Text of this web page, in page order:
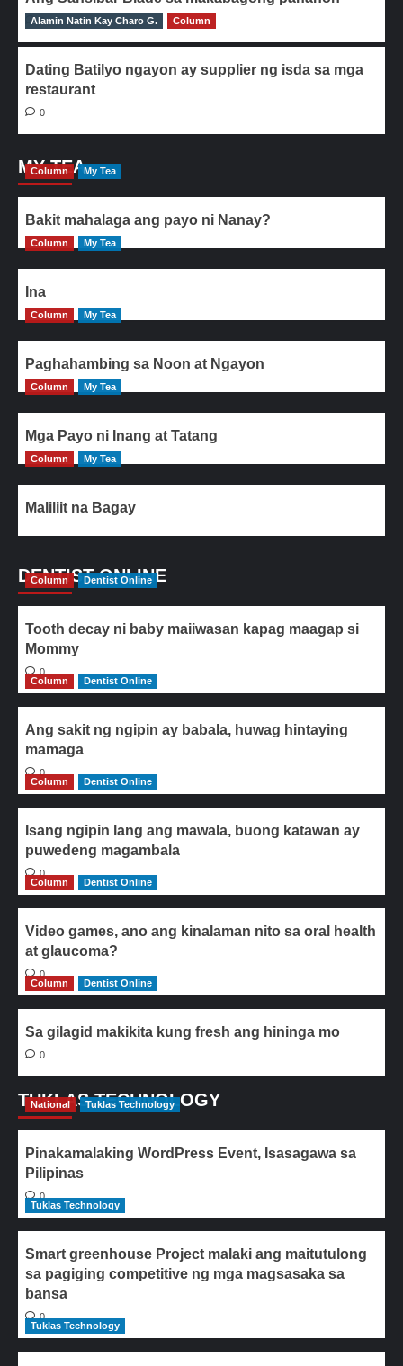
0
Alamin Natin Kay Charo G. Column
Dating Batilyo ngayon ay supplier ng isda sa mga
restaurant
0
MY TEA
Column My Tea
Bakit mahalaga ang payo ni Nanay?
Column My Tea
Ina
Column My Tea
Paghahambing sa Noon at Ngayon
Column My Tea
Mga Payo ni Inang at Tatang
Column My Tea
Maliliit na Bagay
DENTIST ONLINE
Column Dentist Online
Tooth decay ni baby maiiwasan kapag maagap si
Mommy
0
Column
Dentist Online
Ang sakit ng ngipin ay babala, huwag hintaying
mamaga
0
Column
Dentist Online
Isang ngipin lang ang mawala, buong katawan ay
puwedeng magambala
0
Column
Dentist Online
Video games, ano ang kinalaman nito sa oral health
at glaucoma?
0
Column
Dentist Online
Sa gilagid makikita kung fresh ang hininga mo
0
TUKLAS TECHNOLOGY
National Tuklas Technology
Pinakamalaking WordPress Event, Isasagawa sa
Pilipinas
0
Tuklas Technology
Smart greenhouse Project malaki ang maitutulong
sa pagiging competitive ng mga magsasaka sa
bansa
0
Tuklas Technology